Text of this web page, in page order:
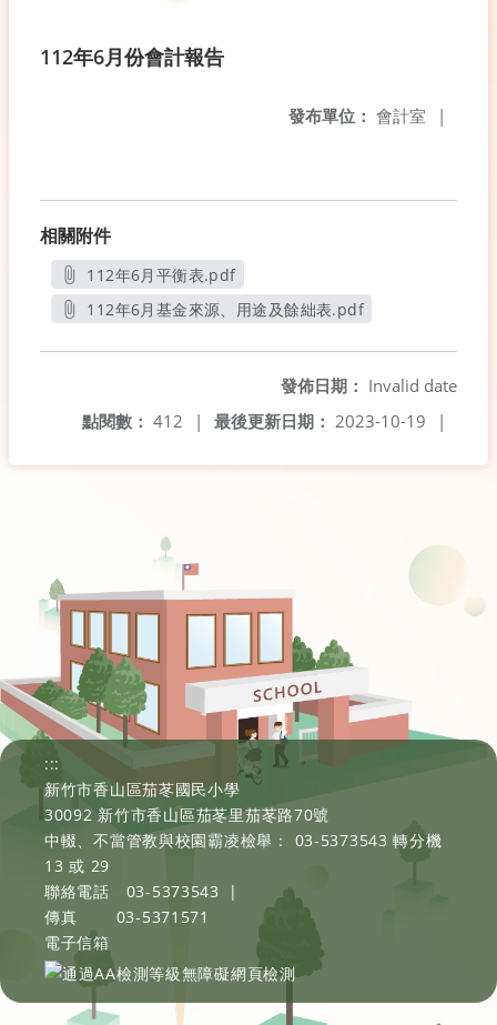
112年6月份會計報告
發布單位： 會計室 |
相關附件
112年6月平衡表.pdf
另開新視窗
112年6月基金來源、用途及餘絀表.pdf
發佈日期： Invalid date
最後更新日期： 2023-10-19 |
點閱數： 412 |
:::
新竹市香山區茄苳國民小學
30092 新竹市香山區茄苳里茄苳路70號
中輟、不當管教與校園霸凌檢舉： 03-5373543 轉分機
13 或 29
聯絡電話
03-5373543
|
傳真
03-5371571
電子信箱